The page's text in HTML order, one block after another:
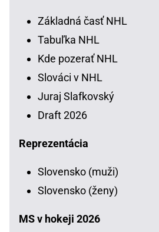
Základná časť NHL
Tabuľka NHL
Kde pozerať NHL
Slováci v NHL
Juraj Slafkovský
Draft 2026
Reprezentácia
Slovensko (muži)
Slovensko (ženy)
MS v hokeji 2026